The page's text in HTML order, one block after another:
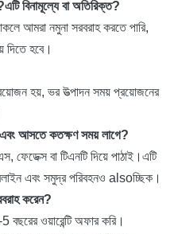
বিনামূল্যে বা অতিরিক্ত?
আমরা নমুনা সরবরাহ করতে পারি,
দিতে হবে।
হয়, ভর উত্পাদন সময় প্রয়োজনের
আসতে কতক্ষণ সময় লাগে?
বা টিএনটি দিয়ে পাঠাই।এটি
এবং সমুদ্র পরিবহনও alsoচ্ছিক।
করেন?
ওয়ারেন্টি অফার করি।